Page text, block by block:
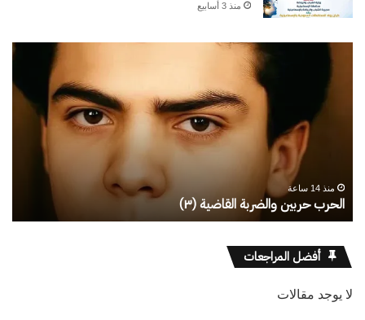
منذ 3 أسابيع
كليةِ
كامبرلي
منذ 14 ساعة
رجلُ الأقدار (٣) من مدرسةِ المشاةِ إلى كليةِ كامبرلي
أفضل المراجعات
لا يوجد مقالات